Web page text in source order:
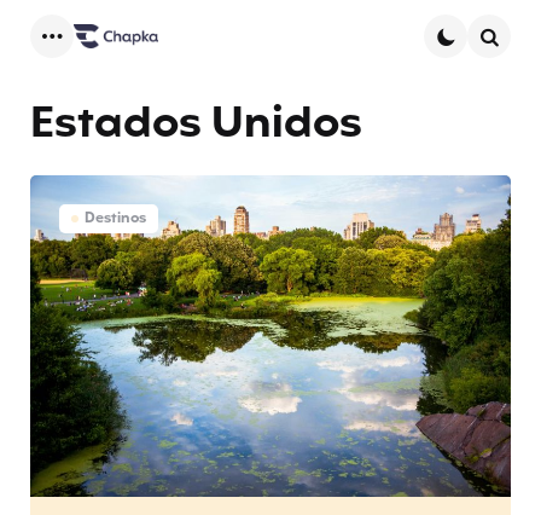
Estados Unidos
Destinos